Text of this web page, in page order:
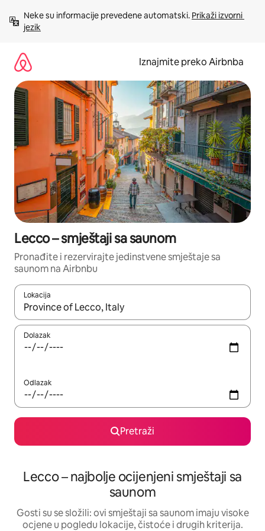
sadržaj
Neke su informacije prevedene automatski. Prikaži izvorni
jezik
Iznajmite preko Airbnba
Lecco – smještaji sa saunom
Pronađite i rezervirajte jedinstvene smještaje sa
saunom na Airbnbu
Lokacija
Kada budu dostupni rezultati, moći ćete ih pregledati
Dolazak
Odlazak
Pretraži
Lecco – najbolje ocijenjeni smještaji sa
saunom
Gosti su se složili: ovi smještaji sa saunom imaju visoke
ocjene u pogledu lokacije, čistoće i drugih kriterija.